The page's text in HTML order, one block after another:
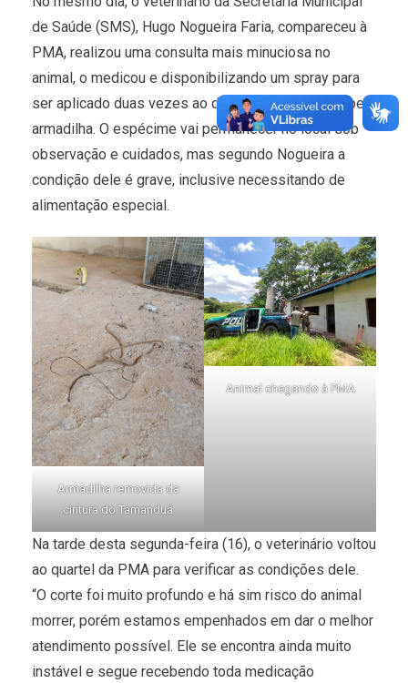
de Saúde (SMS), Hugo Nogueira Faria, compareceu à
PMA, realizou uma consulta mais minuciosa no
animal, o medicou e disponibilizando um spray para
ser aplicado duas vezes ao dia na região afetada pela
armadilha. O espécime vai permanecer no local sob
observação e cuidados, mas segundo Nogueira a
condição dele é grave, inclusive necessitando de
alimentação especial.
Armadilha removida da
cintura do Tamanduá
Animal chegando à PMA
Na tarde desta segunda-feira (16), o veterinário voltou
ao quartel da PMA para verificar as condições dele.
“O corte foi muito profundo e há sim risco do animal
morrer, porém estamos empenhados em dar o melhor
atendimento possível. Ele se encontra ainda muito
instável e segue recebendo toda medicação